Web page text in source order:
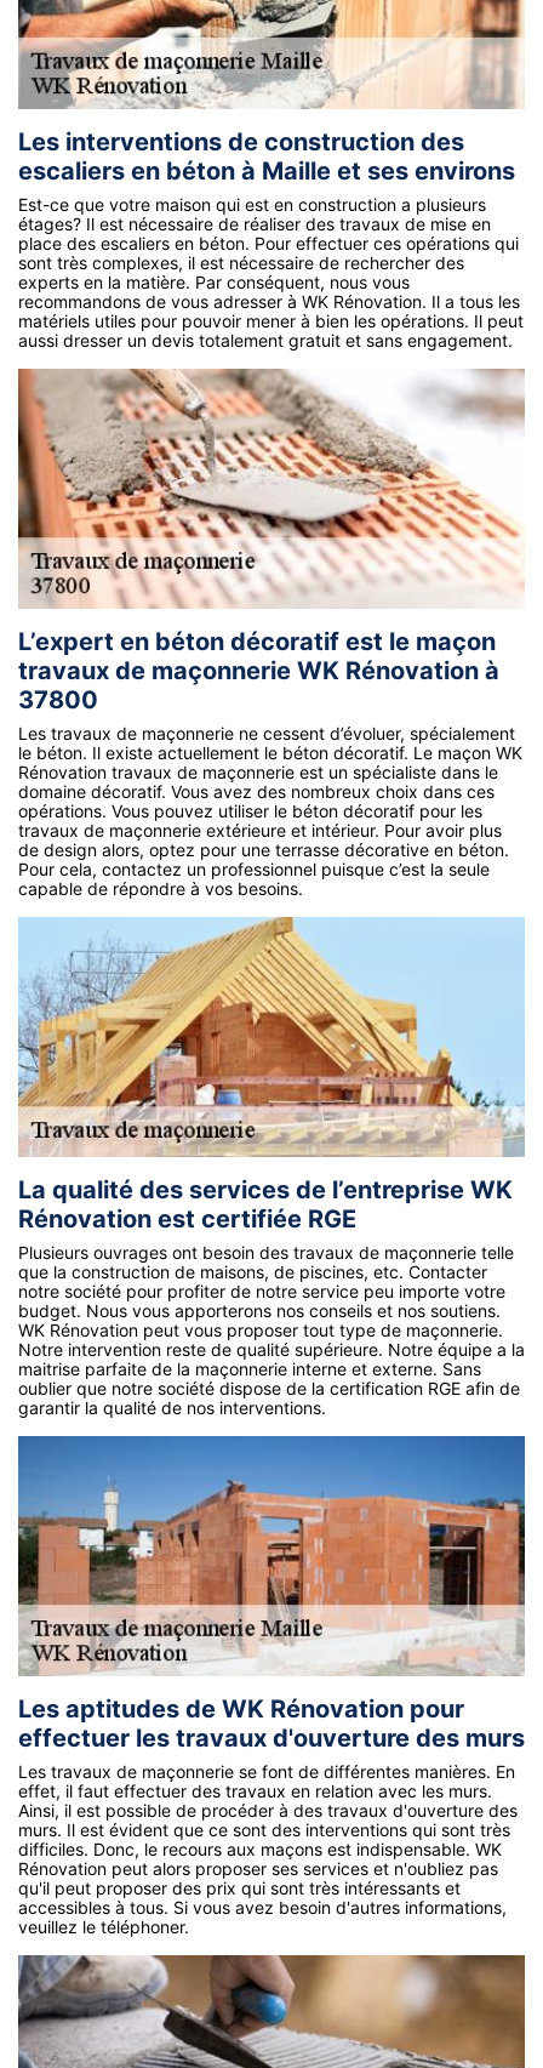
Les interventions de construction des
escaliers en béton à Maille et ses environs
Est-ce que votre maison qui est en construction a plusieurs
étages? Il est nécessaire de réaliser des travaux de mise en
place des escaliers en béton. Pour effectuer ces opérations qui
sont très complexes, il est nécessaire de rechercher des
experts en la matière. Par conséquent, nous vous
recommandons de vous adresser à WK Rénovation. Il a tous les
matériels utiles pour pouvoir mener à bien les opérations. Il peut
aussi dresser un devis totalement gratuit et sans engagement.
L’expert en béton décoratif est le maçon
travaux de maçonnerie WK Rénovation à
37800
Les travaux de maçonnerie ne cessent d’évoluer, spécialement
le béton. Il existe actuellement le béton décoratif. Le maçon WK
Rénovation travaux de maçonnerie est un spécialiste dans le
domaine décoratif. Vous avez des nombreux choix dans ces
opérations. Vous pouvez utiliser le béton décoratif pour les
travaux de maçonnerie extérieure et intérieur. Pour avoir plus
de design alors, optez pour une terrasse décorative en béton.
Pour cela, contactez un professionnel puisque c’est la seule
capable de répondre à vos besoins.
La qualité des services de l’entreprise WK
Rénovation est certifiée RGE
Plusieurs ouvrages ont besoin des travaux de maçonnerie telle
que la construction de maisons, de piscines, etc. Contacter
notre société pour profiter de notre service peu importe votre
budget. Nous vous apporterons nos conseils et nos soutiens.
WK Rénovation peut vous proposer tout type de maçonnerie.
Notre intervention reste de qualité supérieure. Notre équipe a la
maitrise parfaite de la maçonnerie interne et externe. Sans
oublier que notre société dispose de la certification RGE afin de
garantir la qualité de nos interventions.
Les aptitudes de WK Rénovation pour
effectuer les travaux d'ouverture des murs
Les travaux de maçonnerie se font de différentes manières. En
effet, il faut effectuer des travaux en relation avec les murs.
Ainsi, il est possible de procéder à des travaux d'ouverture des
murs. Il est évident que ce sont des interventions qui sont très
difficiles. Donc, le recours aux maçons est indispensable. WK
Rénovation peut alors proposer ses services et n'oubliez pas
qu'il peut proposer des prix qui sont très intéressants et
accessibles à tous. Si vous avez besoin d'autres informations,
veuillez le téléphoner.